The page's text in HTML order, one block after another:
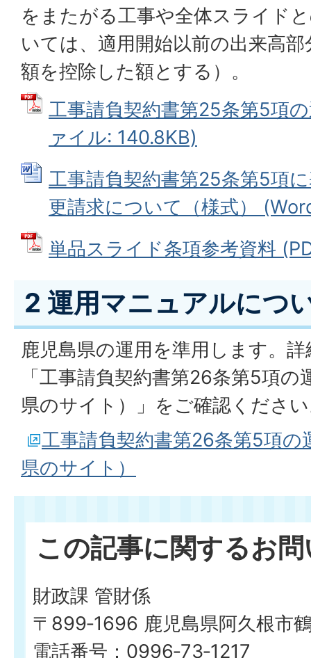
をまたがる工事や全体スライド
いては、適用開始以前の出来高
額を控除した額とする）。
工事請負契約書第25条第5項
ァイル: 140.8KB)
工事請負契約書第25条第5項
更請求について（様式）
単品スライド条項参考資料
2 運用マニュアルにつ
鹿児島県の運用を準用します。
「工事請負契約書第26条第5項
県のサイト）」をご確認くださ
工事請負契約書第26条第5項の
県のサイト）
この記事に関するお
財政課 管財係
〒899‐1696 鹿児島県阿久根市
電話番号：0996‐73‐1217